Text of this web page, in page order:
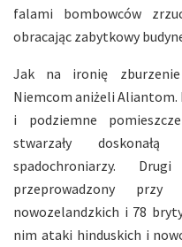
falami bombowców
obracając zabytkowy
Jak na ironię
Niemcom aniżeli
i podziemne
stwarzały
spadochroniarzy.
przeprowadzony przy
nowozelandzkich i 78
nim ataki hinduskich i